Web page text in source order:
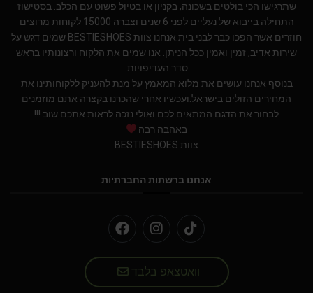
שתרגישו הכי בולטים בשכונה, בקניון או בטיול פשוט עם הכלב. בסטישוז
התחילה בייבוא של נעליים לפני 6 שנים וצברה 15000 לקוחות מרוצים
חוזרים אשר הפכו כבר לבני בית.אנחנו צוות BESTIESHOES שמים דגש על
שירות אדיב, זמין ואמין ככל הניתן. אנו שמים את הלקוח ורצונותיו בראש
סדר העדיפויות.
בנוסף אנחנו עושים את מלוא המאמץ על מנת להעניק ללקוחותינו את
המחירים הזולים בישראל.ועכשיו אחרי שהכרנו בקצרה אתם מוזמנים
לבחור את הדגם המתאים לכם ואולי נזכה לראות אתכם שוב !!!
באהבה רבה
צוות BESTIESHOES
אנחנו ברשתות החברתיות
וואטצאפ בלבד